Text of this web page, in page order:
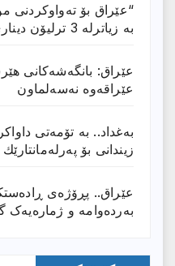
بە زیاترلە 3 ترلیۆن دیناری دیکە هەیە”
عێراق: بانگەشەكانی
عێراقەوە نەسەلماون
زیندانی بۆ
عێراق.. پڕۆژەی
بەردەوامە و ژمارەیەک